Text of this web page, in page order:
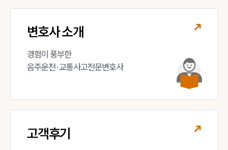
변호사 소개
경험이 풍부한
음주운전·교통사고전문변호사
고객후기